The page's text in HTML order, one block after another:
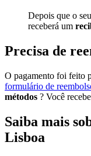
Depois que o
receberá um
Precisa de
O pagamento foi feito
formulário de
métodos ? Você
Saiba mais
Lisboa